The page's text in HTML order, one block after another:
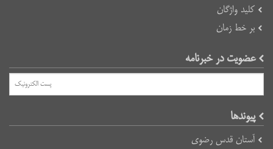
کلید واژگان
بر خط زمان
عضویت در خبرنامه
پیوند‌ها
آستان قدس رضوی